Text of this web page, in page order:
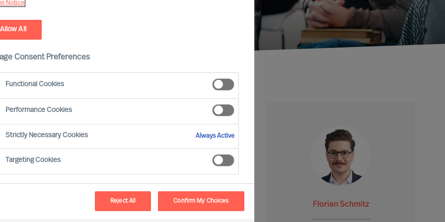
an Fach- und Führungskräften
das heißt die Beschäftigung
mit Migrationshintergrund oder
Für eine erfolgreiche
in vielen Fällen ein Wandel in der
Florian Schmitz
Notice
Allow All
Consent Preferences
Functional Cookies
Performance Cookies
Strictly Necessary Cookies Always Active
Targeting Cookies
Reject All Confirm My Choices